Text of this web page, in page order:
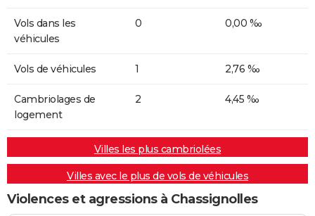
Vols dans les
véhicules
0 0,00 ‰
Vols de véhicules 1 2,76 ‰
Cambriolages de
logement
2 4,45 ‰
Villes les plus cambriolées
Villes avec le plus de vols de véhicules
Violences et agressions à Chassignolles